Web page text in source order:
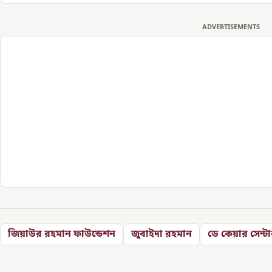
ADVERTISEMENTS
জিয়াউর রহমান ফাউন্ডেশন জুবাইদা রহমান ডে কেয়ার